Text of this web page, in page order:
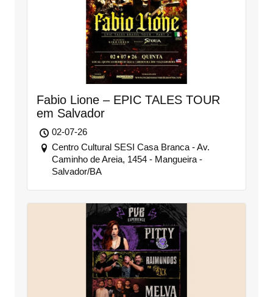
Fabio Lione – EPIC TALES TOUR
em Salvador
02-07-26
Centro Cultural SESI Casa Branca - Av.
Caminho de Areia, 1454 - Mangueira -
Salvador/BA